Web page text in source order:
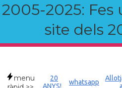
2005-2025: Fes
site dels
menu
20
ANYS!
whatsapp
a